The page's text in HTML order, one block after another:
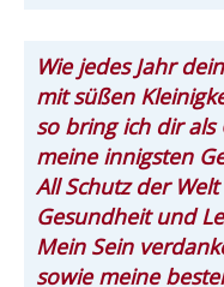
Wie jedes Jahr
mit süßen
so bring ich dir als
meine innigsten
All Schutz der
Gesundheit und
Mein Sein
sowie meine